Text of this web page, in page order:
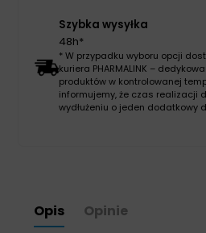
Szybka wysyłka
48h*
* W przypadku wyboru opcji
kuriera PHARMALINK –
produktów w kontrolowanej
informujemy, że czas realizacji
wydłużeniu o jeden dodatkowy
Opis Opinie